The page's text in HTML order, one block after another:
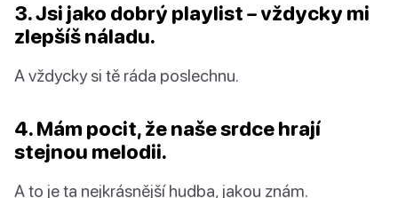
3. Jsi jako dobrý playlist – vždycky mi
zlepšíš náladu.
A vždycky si tě ráda poslechnu.
4. Mám pocit, že naše srdce hrají
stejnou melodii.
A to je ta nejkrásnější hudba, jakou znám.